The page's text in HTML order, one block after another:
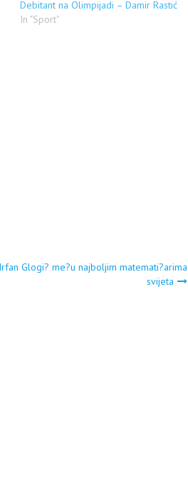
Debitant na Olimpijadi – Damir Rastić
In "Sport"
Glogi? me?u najboljim matemati?arima
svijeta